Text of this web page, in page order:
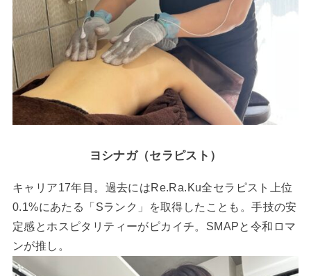
ヨシナガ（セラピスト）
キャリア17年目。過去にはRe.Ra.Ku全セラピスト上位
0.1%にあたる「Sランク」を取得したことも。手技の安
定感とホスピタリティーがピカイチ。SMAPと令和ロマ
ンが推し。